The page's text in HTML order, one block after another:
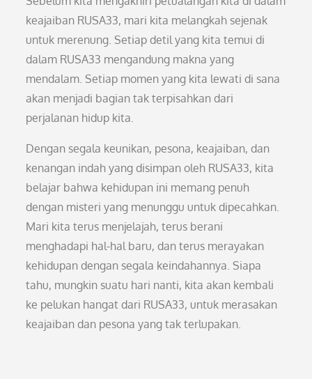
keajaiban RUSA33, mari kita melangkah sejenak
untuk merenung. Setiap detil yang kita temui di
dalam RUSA33 mengandung makna yang
mendalam. Setiap momen yang kita lewati di sana
akan menjadi bagian tak terpisahkan dari
perjalanan hidup kita.
Dengan segala keunikan, pesona, keajaiban, dan
kenangan indah yang disimpan oleh RUSA33, kita
belajar bahwa kehidupan ini memang penuh
dengan misteri yang menunggu untuk dipecahkan.
Mari kita terus menjelajah, terus berani
menghadapi hal-hal baru, dan terus merayakan
kehidupan dengan segala keindahannya. Siapa
tahu, mungkin suatu hari nanti, kita akan kembali
ke pelukan hangat dari RUSA33, untuk merasakan
keajaiban dan pesona yang tak terlupakan.